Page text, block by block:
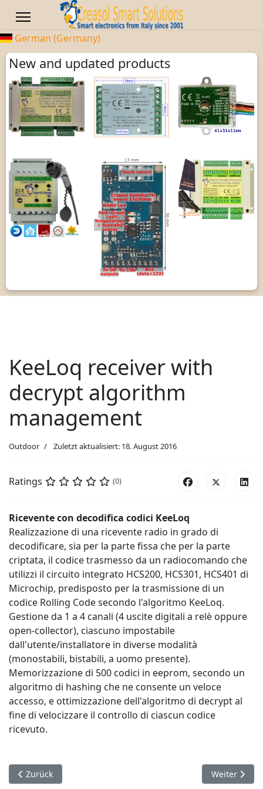
German (Germany)
New and updated products
KeeLoq receiver with
decrypt algorithm
management
Outdoor Zuletzt aktualisiert: 18. August 2016
Ratings (0)
Ricevente con decodifica codici KeeLoq
Realizzazione di una ricevente radio in grado di
decodificare, sia per la parte fissa che per la parte
criptata, il codice trasmesso da un radiocomando che
utilizzi il circuito integrato HCS200, HCS301, HCS401 di
Microchip, predisposto per la trasmissione di un
codice Rolling Code secondo l'algoritmo KeeLoq.
Gestione da 1 a 4 canali (4 uscite digitali a relè oppure
open-collector), ciascuno impostabile
dall'utente/installatore in diverse modalità
(monostabili, bistabili, a uomo presente).
Memorizzazione di 500 codici in eeprom, secondo un
algoritmo di hashing che ne consente un veloce
accesso, e ottimizzazione dell'algoritmo di decrypt al
fine di velocizzare il controllo di ciascun codice
ricevuto.
Vorheriger Beitrag: Irrigation boards
Zurück Nächster
Weiter